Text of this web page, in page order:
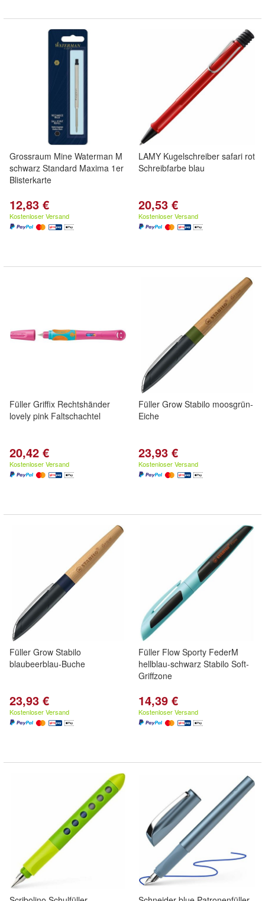
Grossraum Mine Waterman M
schwarz Standard Maxima 1er
Blisterkarte
12,83 €
Kostenloser Versand
LAMY Kugelschreiber safari rot
Schreibfarbe blau
20,53 €
Kostenloser Versand
Füller Griffix Rechtshänder
lovely pink Faltschachtel
20,42 €
Kostenloser Versand
Füller Grow Stabilo moosgrün-
Eiche
23,93 €
Kostenloser Versand
Füller Grow Stabilo
blaubeerblau-Buche
23,93 €
Kostenloser Versand
Füller Flow Sporty FederM
hellblau-schwarz Stabilo Soft-
Griffzone
14,39 €
Kostenloser Versand